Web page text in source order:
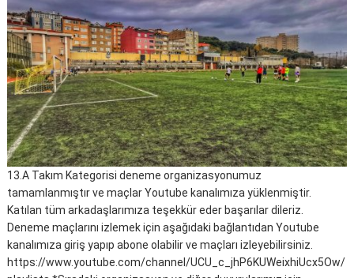
13.A Takım Kategorisi deneme organizasyonumuz
tamamlanmıştır ve maçlar Youtube kanalımıza yüklenmiştir.
Katılan tüm arkadaşlarımıza teşekkür eder başarılar dileriz.
Deneme maçlarını izlemek için aşağıdaki bağlantıdan Youtube
kanalımıza giriş yapıp abone olabilir ve maçları izleyebilirsiniz.
https://www.youtube.com/channel/UCU_c_jhP6KUWeixhiUcx5Ow/